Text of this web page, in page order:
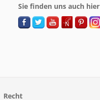
Sie finden uns auch hier
Recht